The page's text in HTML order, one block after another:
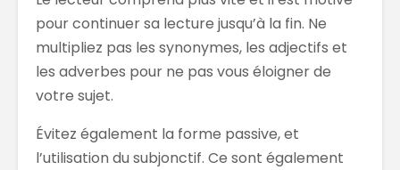
pour continuer sa lecture jusqu’à la fin. Ne
multipliez pas les synonymes, les adjectifs et
les adverbes pour ne pas vous éloigner de
votre sujet.
Évitez également la forme passive, et
l’utilisation du subjonctif. Ce sont également